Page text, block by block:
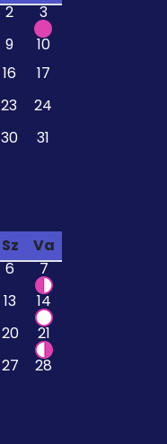
2
3
9
10
16
17
23
24
30 31
Sz
Va
6
7
13
14
20
21
27
28